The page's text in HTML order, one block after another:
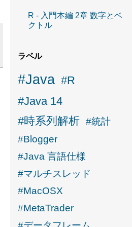
R - 入門本編 2章 数字とベ
クトル
ラベル
#Java #R
#Java 14
#時系列解析 #統計
#Blogger
#Java 言語仕様
#マルチスレッド
#MacOSX
#MetaTrader